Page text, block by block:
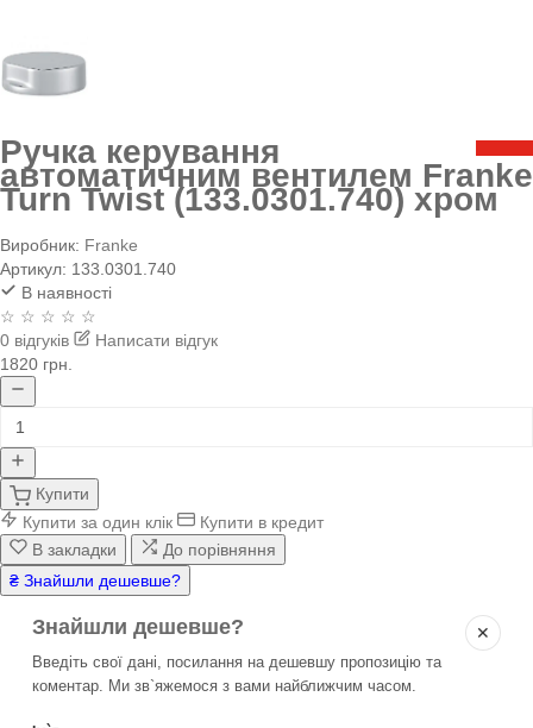
Ручка керування
автоматичним вентилем Franke
Turn Twist (133.0301.740) хром
Виробник: Franke
Артикул: 133.0301.740
В наявності
☆ ☆ ☆ ☆ ☆
0 відгуків
Написати відгук
1820 грн.
Купити
Купити за один клік
Купити в кредит
В закладки
До порівняння
₴ Знайшли дешевше?
✕
Знайшли дешевше?
Введіть свої дані, посилання на дешевшу пропозицію та
коментар. Ми зв`яжемося з вами найближчим часом.